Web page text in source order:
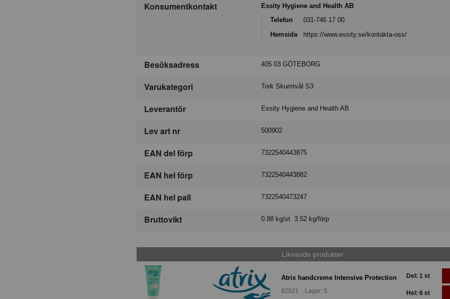
Konsumentkontakt
Essity Hygiene and Health AB
Telefon
031-746 17 00
Hemsida
https://www.essity.se/kontakta-oss/
Besöksadress 405 03 GÖTEBORG
Varukategori Tork Skumtvål S3
Leverantör Essity Hygiene and Health AB
Lev art nr 500902
EAN del förp 7322540443875
EAN hel förp 7322540443882
EAN hel pall 7322540473247
Bruttovikt 0.88 kg/st 3.52 kg/förp
Liknande produkter
Atrix handcreme Intensive Protection
82021 Lager: 5
Del: 1 st
Hel: 6 st